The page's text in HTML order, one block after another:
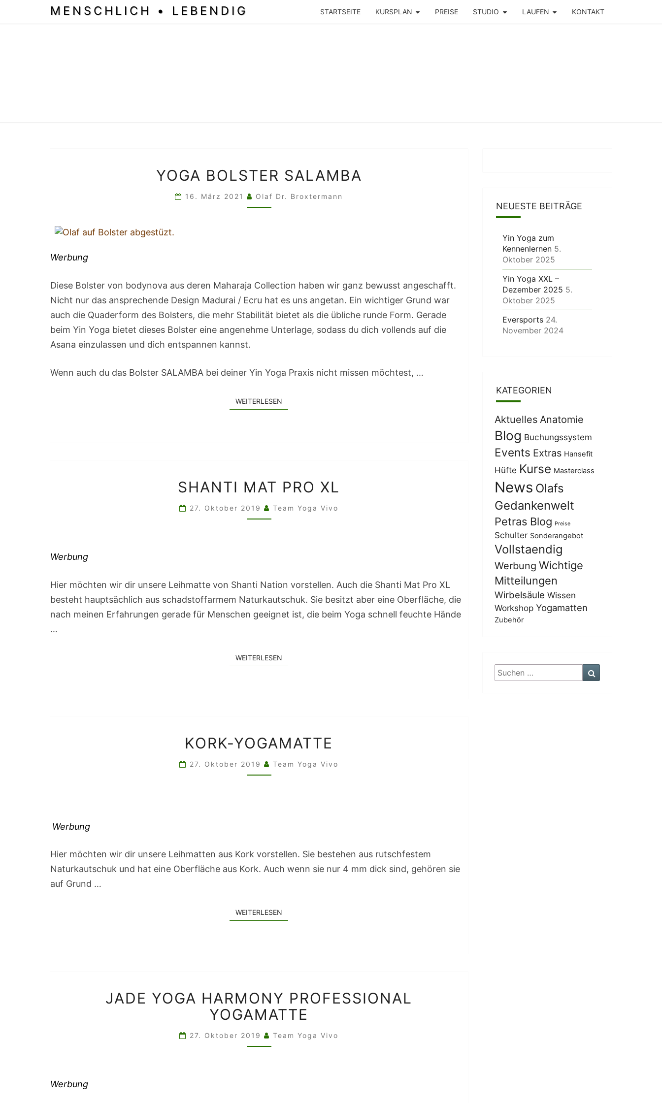
MENSCHLICH • LEBENDIG STARTSEITE KURSPLAN PREISE STUDIO LAUFEN KONTAKT
BOLSTER
YOGA BOLSTER SALAMBA
16. März 2021 Olaf Dr. Broxtermann
Werbung
Diese Bolster von bodynova aus deren Maharaja Collection haben wir ganz bewusst angeschafft.
Nicht nur das ansprechende Design Madurai / Ecru hat es uns angetan. Ein wichtiger Grund war
auch die Quaderform des Bolsters, die mehr Stabilität bietet als die übliche runde Form. Gerade
beim Yin Yoga bietet dieses Bolster eine angenehme Unterlage, sodass du dich vollends auf die
Asana einzulassen und dich entspannen kannst.
Wenn auch du das Bolster SALAMBA bei deiner Yin Yoga Praxis nicht missen möchtest, …
WEITERLESEN
MAT
XL
SHANTI MAT PRO XL
27. Oktober 2019 Team Yoga Vivo
Werbung
Hier möchten wir dir unsere Leihmatte von Shanti Nation vorstellen. Auch die Shanti Mat Pro XL
besteht hauptsächlich aus schadstoffarmem Naturkautschuk. Sie besitzt aber eine Oberfläche, die
nach meinen Erfahrungen gerade für Menschen geeignet ist, die beim Yoga schnell feuchte Hände
…
WEITERLESEN
YOGAMATTE
KORK-YOGAMATTE
27. Oktober 2019 Team Yoga Vivo
Werbung
Hier möchten wir dir unsere Leihmatten aus Kork vorstellen. Sie bestehen aus rutschfestem
Naturkautschuk und hat eine Oberfläche aus Kork. Auch wenn sie nur 4 mm dick sind, gehören sie
auf Grund …
WEITERLESEN
YOGA
HARMONY
PROFESSIONAL
YOGAMATTE
JADE YOGA HARMONY PROFESSIONAL
YOGAMATTE
27. Oktober 2019 Team Yoga Vivo
Werbung
NEUESTE BEITRÄGE
Yin Yoga zum
Kennenlernen 5.
Oktober 2025
Yin Yoga XXL –
Dezember 2025 5.
Oktober 2025
Eversports 24.
November 2024
KATEGORIEN
Aktuelles Anatomie
Blog Buchungssystem
Events Extras Hansefit
Hüfte Kurse Masterclass
News Olafs
Gedankenwelt
Petras Blog Preise
Schulter Sonderangebot
Vollstaendig
Werbung Wichtige
Mitteilungen
Wirbelsäule Wissen
Workshop Yogamatten
Zubehör
Suchen
nach: